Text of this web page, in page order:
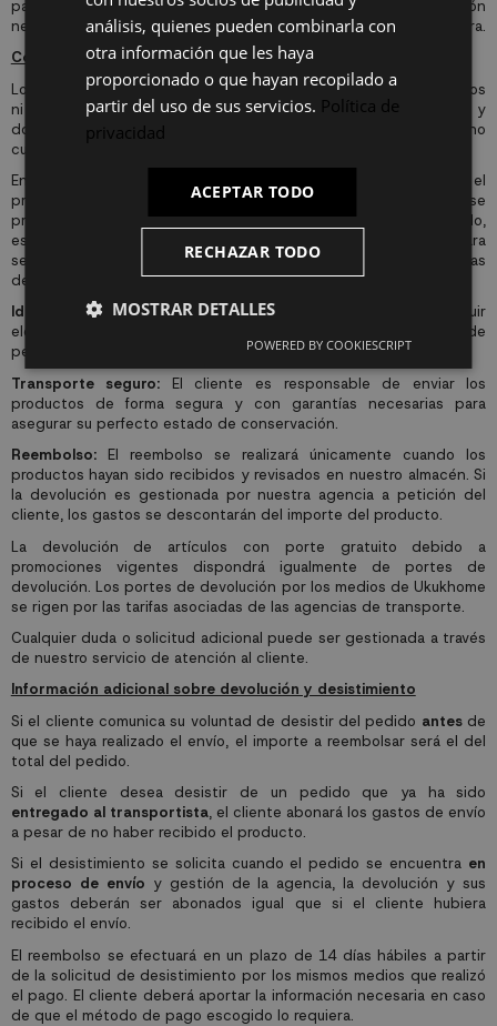
parte de la empresa. El cliente deberá aportar la información
necesaria en caso de que el método de pago escogido lo requiera.
Condiciones de la devolución
Los productos deben ser devueltos en perfecto estado, sin daños
ni suciedad, con todos sus accesorios, instrucciones y
documentación, y en su embalaje original. Los productos que no
cumplan estas condiciones no serán aceptados.
En el caso de que la devolución no fuera aceptada por el
proveedor por entender que el producto cuya devolución se
pretende hubiera sido utilizado, no esté completo o esté dañado,
estos productos permanecerán en el almacén de distribución para
ser recogidos por el cliente, por un período no superior a 30 días
desde su devolución.
Identificación del remitente:Los paquetes deben incluir
elementos que permitan identificar al remitente (número de
pedido, nombre, dirección).
Transporte seguro: El cliente es responsable de enviar los
productos de forma segura y con garantías necesarias para
asegurar su perfecto estado de conservación.
Reembolso:El reembolso se realizará únicamente cuando los
productos hayan sido recibidos y revisados en nuestro almacén. Si
la devolución es gestionada por nuestra agencia a petición del
cliente, los gastos se descontarán del importe del producto.
La devolución de artículos con porte gratuito debido a
promociones vigentes dispondrá igualmente de portes de
devolución. Los portes de devolución por los medios de Ukukhome
se rigen por las tarifas asociadas de las agencias de transporte.
Cualquier duda o solicitud adicional puede ser gestionada a través
de nuestro servicio de atención al cliente.
Información adicional sobre devolución y desistimiento
Si el cliente comunica su voluntad de desistir del pedido antesde
que se haya realizado el envío, el importe a reembolsar será el del
total del pedido.
Si el cliente desea desistir de un pedido que ya ha sido
entregado al transportista, el cliente abonará los gastos de envío
a pesar de no haber recibido el producto.
Si el desistimiento se solicita cuando el pedido se encuentra en
proceso de envío y gestión de la agencia, la devolución y sus
gastos deberán ser abonados igual que si el cliente hubiera
recibido el envío.
El reembolso se efectuará en un plazo de 14 días hábiles a partir
de la solicitud de desistimiento por los mismos medios que realizó
el pago. El cliente deberá aportar la información necesaria en caso
de que el método de pago escogido lo requiera.
análisis, quienes pueden combinarla con
otra información que les haya
proporcionado o que hayan recopilado a
partir del uso de sus servicios. Política de
privacidad
ACEPTAR TODO
RECHAZAR TODO
MOSTRAR DETALLES
POWERED BY COOKIESCRIPT